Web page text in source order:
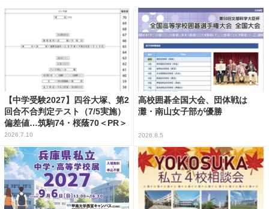
【中学受験2027】四谷大塚、第2
回合不合判定テスト（7/5実施）
偏差値…筑駒74・桜蔭70＜PR＞
2026.7.10
高校囲碁全国大会、団体戦は
灘・南山女子部が優勝
2026.8.5